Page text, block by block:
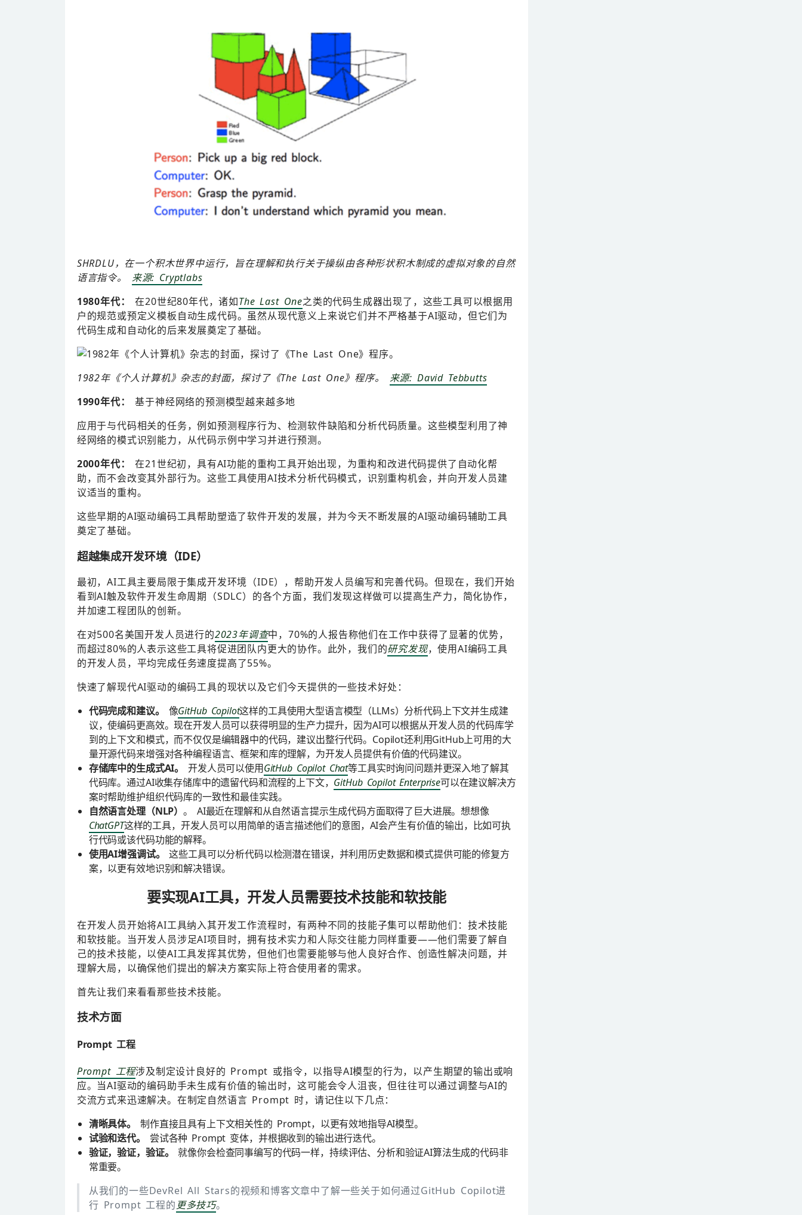
SHRDLU，在一个积木世界中运行，旨在理解和执行关于操纵由各种形状积木制成的虚拟对象的自然
语言指令。 来源: Cryptlabs
1980年代：
在20世纪80年代，诸如The Last One之类的代码生成器出现了，这些工具可以根据用
户的规范或预定义模板自动生成代码。虽然从现代意义上来说它们并不严格基于AI驱动，但它们为
代码生成和自动化的后来发展奠定了基础。
1982年《个人计算机》杂志的封面，探讨了《The Last One》程序。 来源: David Tebbutts
1990年代：
基于神经网络的预测模型越来越多地
应用于与代码相关的任务，例如预测程序行为、检测软件缺陷和分析代码质量。这些模型利用了神
经网络的模式识别能力，从代码示例中学习并进行预测。
2000年代：
在21世纪初，具有AI功能的重构工具开始出现，为重构和改进代码提供了自动化帮
助，而不会改变其外部行为。这些工具使用AI技术分析代码模式，识别重构机会，并向开发人员建
议适当的重构。
这些早期的AI驱动编码工具帮助塑造了软件开发的发展，并为今天不断发展的AI驱动编码辅助工具
奠定了基础。
超越集成开发环境（IDE）
最初，AI工具主要局限于集成开发环境（IDE），帮助开发人员编写和完善代码。但现在，我们开始
看到AI触及软件开发生命周期（SDLC）的各个方面，我们发现这样做可以提高生产力，简化协作，
并加速工程团队的创新。
在对500名美国开发人员进行的2023年调查中，70%的人报告称他们在工作中获得了显著的优势，
而超过80%的人表示这些工具将促进团队内更大的协作。此外，我们的研究发现，使用AI编码工具
的开发人员，平均完成任务速度提高了55%。
快速了解现代AI驱动的编码工具的现状以及它们今天提供的一些技术好处：
代码完成和建议。
像GitHub Copilot这样的工具使用大型语言模型（LLMs）分析代码上下文并生成建
议，使编码更高效。现在开发人员可以获得明显的生产力提升，因为AI可以根据从开发人员的代码库学
到的上下文和模式，而不仅仅是编辑器中的代码，建议出整行代码。Copilot还利用GitHub上可用的大
量开源代码来增强对各种编程语言、框架和库的理解，为开发人员提供有价值的代码建议。
存储库中的生成式AI。
开发人员可以使用GitHub Copilot Chat等工具实时询问问题并更深入地了解其
代码库。通过AI收集存储库中的遗留代码和流程的上下文， GitHub Copilot Enterprise可以在建议解决方
案时帮助维护组织代码库的一致性和最佳实践。
自然语言处理（NLP）。 AI最近在理解和从自然语言提示生成代码方面取得了巨大进展。想想像
ChatGPT这样的工具，开发人员可以用简单的语言描述他们的意图，AI会产生有价值的输出，比如可执
行代码或该代码功能的解释。
使用AI增强调试。
这些工具可以分析代码以检测潜在错误，并利用历史数据和模式提供可能的修复方
案，以更有效地识别和解决错误。
要实现AI工具，开发人员需要技术技能和软技能
在开发人员开始将AI工具纳入其开发工作流程时，有两种不同的技能子集可以帮助他们：技术技能
和软技能。当开发人员涉足AI项目时，拥有技术实力和人际交往能力同样重要——他们需要了解自
己的技术技能，以使AI工具发挥其优势，但他们也需要能够与他人良好合作、创造性解决问题，并
理解大局，以确保他们提出的解决方案实际上符合使用者的需求。
首先让我们来看看那些技术技能。
技术方面
Prompt 工程
Prompt 工程涉及制定设计良好的 Prompt 或指令，以指导AI模型的行为，以产生期望的输出或响
应。当AI驱动的编码助手未生成有价值的输出时，这可能会令人沮丧，但往往可以通过调整与AI的
交流方式来迅速解决。在制定自然语言 Prompt 时，请记住以下几点：
清晰具体。
制作直接且具有上下文相关性的 Prompt，以更有效地指导AI模型。
试验和迭代。
尝试各种 Prompt 变体，并根据收到的输出进行迭代。
验证，验证，验证。
就像你会检查同事编写的代码一样，持续评估、分析和验证AI算法生成的代码非
常重要。
从我们的一些DevRel All Stars的视频和博客文章中了解一些关于如何通过GitHub Copilot进
行 Prompt 工程的更多技巧。